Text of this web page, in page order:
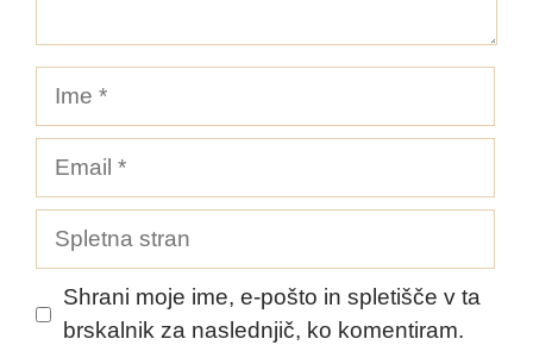
Ime
Email
Spletna
stran
Shrani moje ime, e-pošto in spletišče v ta
brskalnik za naslednjič, ko komentiram.